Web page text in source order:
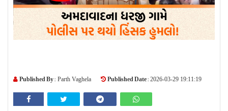
Published By : Parth Vaghela Published Date : 2026-03-29 19:11:19